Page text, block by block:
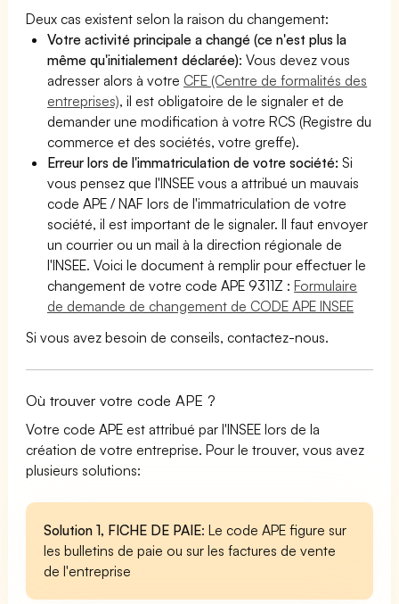
Deux cas existent selon la raison du changement:
Votre activité principale a changé (ce n'est plus la
même qu'initialement déclarée): Vous devez vous
adresser alors à votre CFE (Centre de formalités des
entreprises), il est obligatoire de le signaler et de
demander une modification à votre RCS (Registre du
commerce et des sociétés, votre greffe).
Erreur lors de l'immatriculation de votre société:Si
vous pensez que l'INSEE vous a attribué un mauvais
code APE / NAF lors de l'immatriculation de votre
société, il est important de le signaler. Il faut envoyer
un courrier ou un mail à la direction régionale de
l'INSEE. Voici le document à remplir pour effectuer le
changement de votre code APE 9311Z :Formulaire
de demande de changement de CODE APE INSEE
Si vous avez besoin de conseils, contactez-nous.
Où trouver votre code APE ?
Votre code APE est attribué par l'INSEE lors de la
création de votre entreprise. Pour le trouver, vous avez
plusieurs solutions:
Solution 1, FICHE DE PAIE: Le code APE figure sur
les bulletins de paie ou sur les factures de vente
de l'entreprise